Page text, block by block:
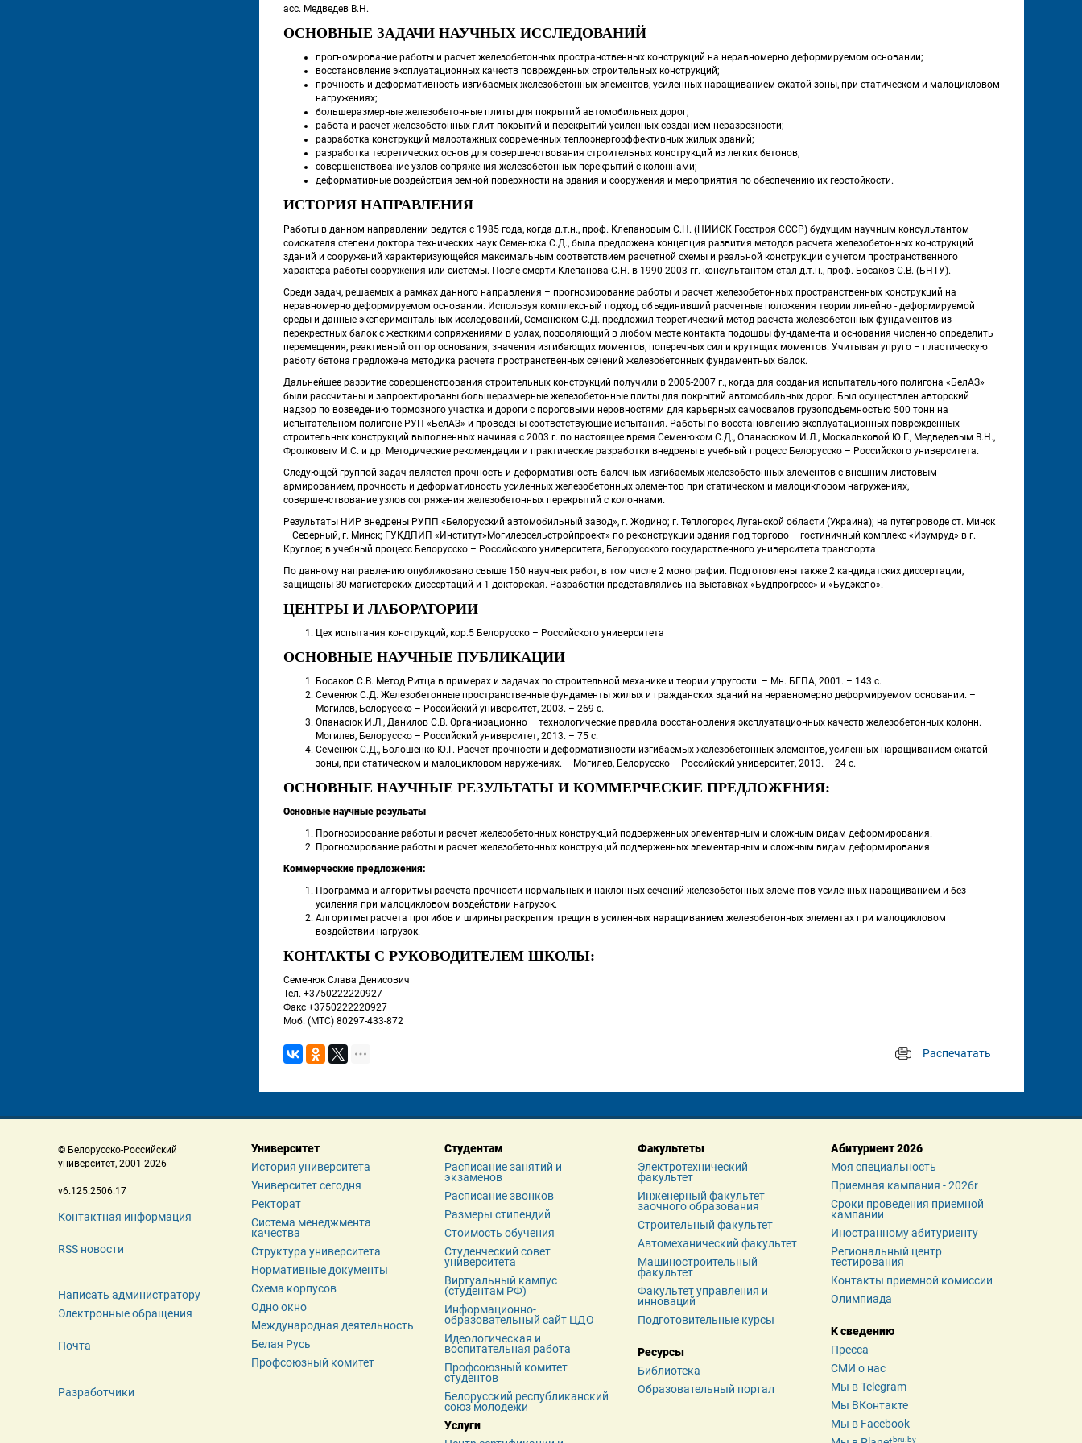
асс. Медведев В.Н.
ОСНОВНЫЕ ЗАДАЧИ НАУЧНЫХ ИССЛЕДОВАНИЙ
прогнозирование работы и расчет железобетонных пространственных конструкций на неравномерно деформируемом основании;
восстановление эксплуатационных качеств поврежденных строительных конструкций;
прочность и деформативность изгибаемых железобетонных элементов, усиленных наращиванием сжатой зоны, при статическом и малоцикловом
нагружениях;
большеразмерные железобетонные плиты для покрытий автомобильных дорог;
работа и расчет железобетонных плит покрытий и перекрытий усиленных созданием неразрезности;
разработка конструкций малоэтажных современных теплоэнергоэффективных жилых зданий;
разработка теоретических основ для совершенствования строительных конструкций из легких бетонов;
совершенствование узлов сопряжения железобетонных перекрытий с колоннами;
деформативные воздействия земной поверхности на здания и сооружения и мероприятия по обеспечению их геостойкости.
ИСТОРИЯ НАПРАВЛЕНИЯ
Работы в данном направлении ведутся с 1985 года, когда д.т.н., проф. Клепановым С.Н. (НИИСК Госстроя СССР) будущим научным консультантом
соискателя степени доктора технических наук Семенюка С.Д., была предложена концепция развития методов расчета железобетонных конструкций
зданий и сооружений характеризующейся максимальным соответствием расчетной схемы и реальной конструкции с учетом пространственного
характера работы сооружения или системы. После смерти Клепанова С.Н. в 1990-2003 гг. консультантом стал д.т.н., проф. Босаков С.В. (БНТУ).
Среди задач, решаемых а рамках данного направления – прогнозирование работы и расчет железобетонных пространственных конструкций на
неравномерно деформируемом основании. Используя комплексный подход, объединивший расчетные положения теории линейно - деформируемой
среды и данные экспериментальных исследований, Семенюком С.Д. предложил теоретический метод расчета железобетонных фундаментов из
перекрестных балок с жесткими сопряжениями в узлах, позволяющий в любом месте контакта подошвы фундамента и основания численно определить
перемещения, реактивный отпор основания, значения изгибающих моментов, поперечных сил и крутящих моментов. Учитывая упруго – пластическую
работу бетона предложена методика расчета пространственных сечений железобетонных фундаментных балок.
Дальнейшее развитие совершенствования строительных конструкций получили в 2005-2007 г., когда для создания испытательного полигона «БелАЗ»
были рассчитаны и запроектированы большеразмерные железобетонные плиты для покрытий автомобильных дорог. Был осуществлен авторский
надзор по возведению тормозного участка и дороги с пороговыми неровностями для карьерных самосвалов грузоподъемностью 500 тонн на
испытательном полигоне РУП «БелАЗ» и проведены соответствующие испытания. Работы по восстановлению эксплуатационных поврежденных
строительных конструкций выполненных начиная с 2003 г. по настоящее время Семенюком С.Д., Опанасюком И.Л., Москальковой Ю.Г., Медведевым В.Н.,
Фролковым И.С. и др. Методические рекомендации и практические разработки внедрены в учебный процесс Белорусско – Российского университета.
Следующей группой задач является прочность и деформативность балочных изгибаемых железобетонных элементов с внешним листовым
армированием, прочность и деформативность усиленных железобетонных элементов при статическом и малоцикловом нагружениях,
совершенствование узлов сопряжения железобетонных перекрытий с колоннами.
Результаты НИР внедрены РУПП «Белорусский автомобильный завод», г. Жодино; г. Теплогорск, Луганской области (Украина); на путепроводе ст. Минск
– Северный, г. Минск; ГУКДПИП «Институт»Могилевсельстройпроект» по реконструкции здания под торгово – гостиничный комплекс «Изумруд» в г.
Круглое; в учебный процесс Белорусско – Российского университета, Белорусского государственного университета транспорта
По данному направлению опубликовано свыше 150 научных работ, в том числе 2 монографии. Подготовлены также 2 кандидатских диссертации,
защищены 30 магистерских диссертаций и 1 докторская. Разработки представлялись на выставках «Будпрогресс» и «Будэкспо».
ЦЕНТРЫ И ЛАБОРАТОРИИ
Цех испытания конструкций, кор.5 Белорусско – Российского университета
ОСНОВНЫЕ НАУЧНЫЕ ПУБЛИКАЦИИ
Босаков С.В. Метод Ритца в примерах и задачах по строительной механике и теории упругости. – Мн. БГПА, 2001. – 143 с.
Семенюк С.Д. Железобетонные пространственные фундаменты жилых и гражданских зданий на неравномерно деформируемом основании. –
Могилев, Белорусско – Российский университет, 2003. – 269 с.
Опанасюк И.Л., Данилов С.В. Организационно – технологические правила восстановления эксплуатационных качеств железобетонных колонн. –
Могилев, Белорусско – Российский университет, 2013. – 75 с.
Семенюк С.Д., Болошенко Ю.Г. Расчет прочности и деформативности изгибаемых железобетонных элементов, усиленных наращиванием сжатой
зоны, при статическом и малоцикловом наружениях. – Могилев, Белорусско – Российский университет, 2013. – 24 с.
ОСНОВНЫЕ НАУЧНЫЕ РЕЗУЛЬТАТЫ И КОММЕРЧЕСКИЕ ПРЕДЛОЖЕНИЯ:
Основные научные резульаты
Прогнозирование работы и расчет железобетонных конструкций подверженных элементарным и сложным видам деформирования.
Прогнозирование работы и расчет железобетонных конструкций подверженных элементарным и сложным видам деформирования.
Коммерческие предложения:
Программа и алгоритмы расчета прочности нормальных и наклонных сечений железобетонных элементов усиленных наращиванием и без
усиления при малоцикловом воздействии нагрузок.
Алгоритмы расчета прогибов и ширины раскрытия трещин в усиленных наращиванием железобетонных элементах при малоцикловом
воздействии нагрузок.
КОНТАКТЫ С РУКОВОДИТЕЛЕМ ШКОЛЫ:
Семенюк Слава Денисович
Тел. +3750222220927
Факс +3750222220927
Моб. (МТС) 80297-433-872
Распечатать
© Белорусско-Российский
университет, 2001-2026
v6.125.2506.17
Контактная информация
RSS новости
Написать администратору
Электронные обращения
Почта
Разработчики
Университет
История университета
Университет сегодня
Ректорат
Система менеджмента
качества
Структура университета
Нормативные документы
Схема корпусов
Одно окно
Международная деятельность
Белая Русь
Профсоюзный комитет
Студентам
Расписание занятий и
экзаменов
Расписание звонков
Размеры стипендий
Стоимость обучения
Студенческий совет
университета
Виртуальный кампус
(студентам РФ)
Информационно-
образовательный сайт ЦДО
Идеологическая и
воспитательная работа
Профсоюзный комитет
студентов
Белорусский республиканский
союз молодежи
Услуги
Факультеты
Электротехнический
факультет
Инженерный факультет
заочного образования
Строительный факультет
Автомеханический факультет
Машиностроительный
факультет
Факультет управления и
инноваций
Подготовительные курсы
Ресурсы
Библиотека
Образовательный портал
Абитуриент 2026
Моя специальность
Приемная кампания - 2026r
Сроки проведения приемной
кампании
Иностранному абитуриенту
Региональный центр
тестирования
Контакты приемной комиссии
Олимпиада
К сведению
Пресса
СМИ о нас
Мы в Telegram
Мы ВКонтакте
Мы в Facebook
bru.by